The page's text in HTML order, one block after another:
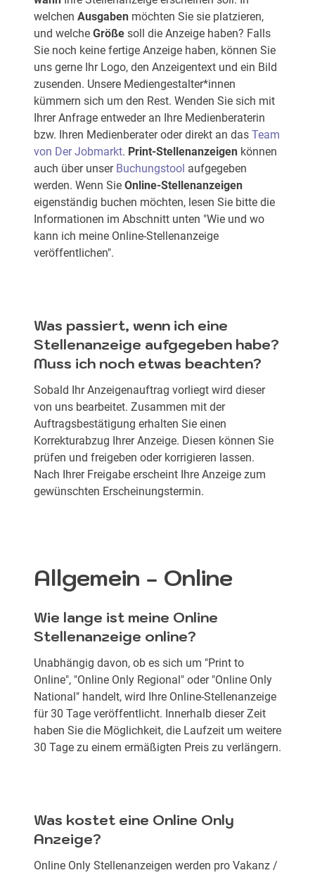
welchen Ausgaben möchten Sie sie platzieren,
und welche Größe soll die Anzeige haben? Falls
Sie noch keine fertige Anzeige haben, können Sie
uns gerne Ihr Logo, den Anzeigentext und ein Bild
zusenden. Unsere Mediengestalter*innen
kümmern sich um den Rest. Wenden Sie sich mit
Ihrer Anfrage entweder an Ihre Medienberaterin
bzw. Ihren Medienberater oder direkt an das Team
von Der Jobmarkt. Print-Stellenanzeigen können
auch über unser Buchungstool aufgegeben
werden. Wenn Sie Online-Stellenanzeigen
eigenständig buchen möchten, lesen Sie bitte die
Informationen im Abschnitt unten "Wie und wo
kann ich meine Online-Stellenanzeige
veröffentlichen".
Was passiert, wenn ich eine
Stellenanzeige aufgegeben habe?
Muss ich noch etwas beachten?
Sobald Ihr Anzeigenauftrag vorliegt wird dieser
von uns bearbeitet. Zusammen mit der
Auftragsbestätigung erhalten Sie einen
Korrekturabzug Ihrer Anzeige. Diesen können Sie
prüfen und freigeben oder korrigieren lassen.
Nach Ihrer Freigabe erscheint Ihre Anzeige zum
gewünschten Erscheinungstermin.
Allgemein - Online
Wie lange ist meine Online
Stellenanzeige online?
Unabhängig davon, ob es sich um "Print to
Online", "Online Only Regional" oder "Online Only
National" handelt, wird Ihre Online-Stellenanzeige
für 30 Tage veröffentlicht. Innerhalb dieser Zeit
haben Sie die Möglichkeit, die Laufzeit um weitere
30 Tage zu einem ermäßigten Preis zu verlängern.
Was kostet eine Online Only
Anzeige?
Online Only Stellenanzeigen werden pro Vakanz /